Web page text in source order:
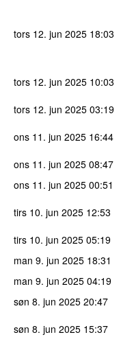
tors 12. jun 2025 18:03
tors 12. jun 2025 10:03
tors 12. jun 2025 03:19
ons 11. jun 2025 16:44
ons 11. jun 2025 08:47
ons 11. jun 2025 00:51
tirs 10. jun 2025 12:53
tirs 10. jun 2025 05:19
man 9. jun 2025 18:31
man 9. jun 2025 04:19
søn 8. jun 2025 20:47
søn 8. jun 2025 15:37